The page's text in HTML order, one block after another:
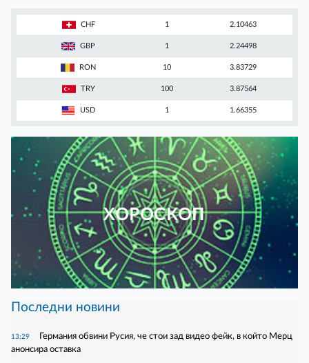
CHF 1 2.10463
GBP 1 2.24498
RON 10 3.83729
TRY 100 3.87564
USD 1 1.66355
ХОРОСКОП
Последни новини
13:29
Германия обвини Русия, че стои зад видео фейк, в който Мерц
анонсира оставка